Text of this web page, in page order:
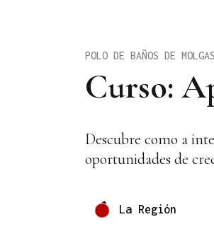
Curso:
POLO DE BAÑOS DE MOLGAS
Descubre como a
oportunidades de
La Región